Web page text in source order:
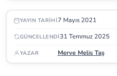
YAYIN TARIHI7 Mayıs 2021
GÜNCELLENDI31 Temmuz 2025
YAZAR Merve Melis Taş